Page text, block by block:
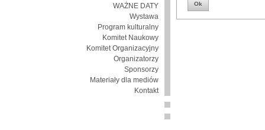
WAŻNE DATY
Wystawa
Program kulturalny
Komitet Naukowy
Komitet Organizacyjny
Organizatorzy
Sponsorzy
Materiały dla mediów
Kontakt
Ok